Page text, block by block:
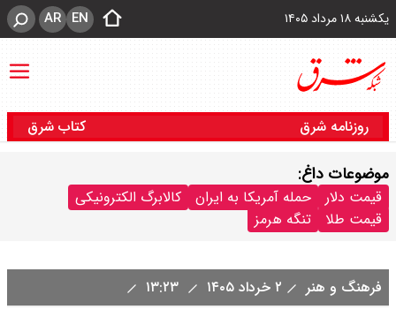
یکشنبه ۱۸ مرداد ۱۴۰۵ EN
AR
روزنامه شرق کتاب شرق
موضوعات داغ:
قیمت دلار حمله آمریکا به ایران
کالابرگ الکترونیکی
قیمت طلا
تنگه هرمز
فرهنگ و هنر ۲ خرداد ۱۴۰۵